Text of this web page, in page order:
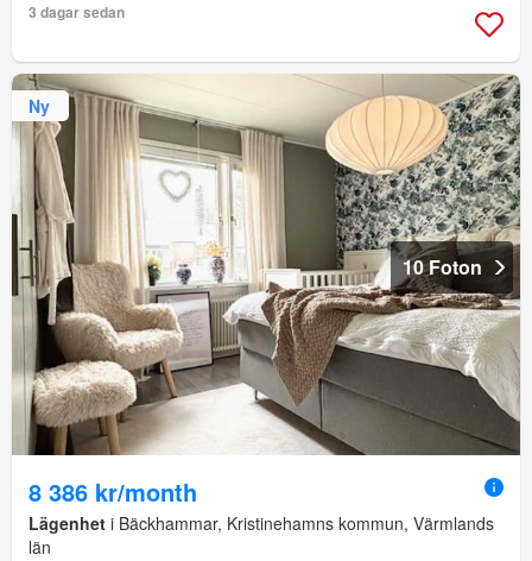
3 dagar sedan
Ny
10 Foton
8 386 kr/month
Lägenhet i Bäckhammar, Kristinehamns kommun, Värmlands
län